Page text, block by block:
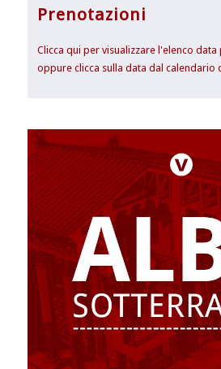
Prenotazioni
Clicca qui per visualizzare l'elenco
oppure clicca sulla data dal calendario